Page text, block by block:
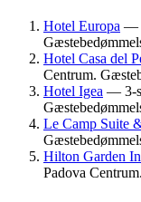
Hotel Europa —
Hotel Casa del
Centrum.
Hotel Igea — 3-
Le Camp Suite
Hilton Garden
Padova